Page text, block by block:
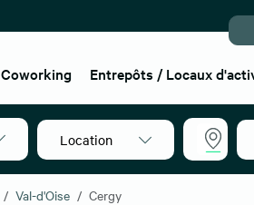
Coworking Entrepôts / Locaux
Location
Val-d'Oise Cergy